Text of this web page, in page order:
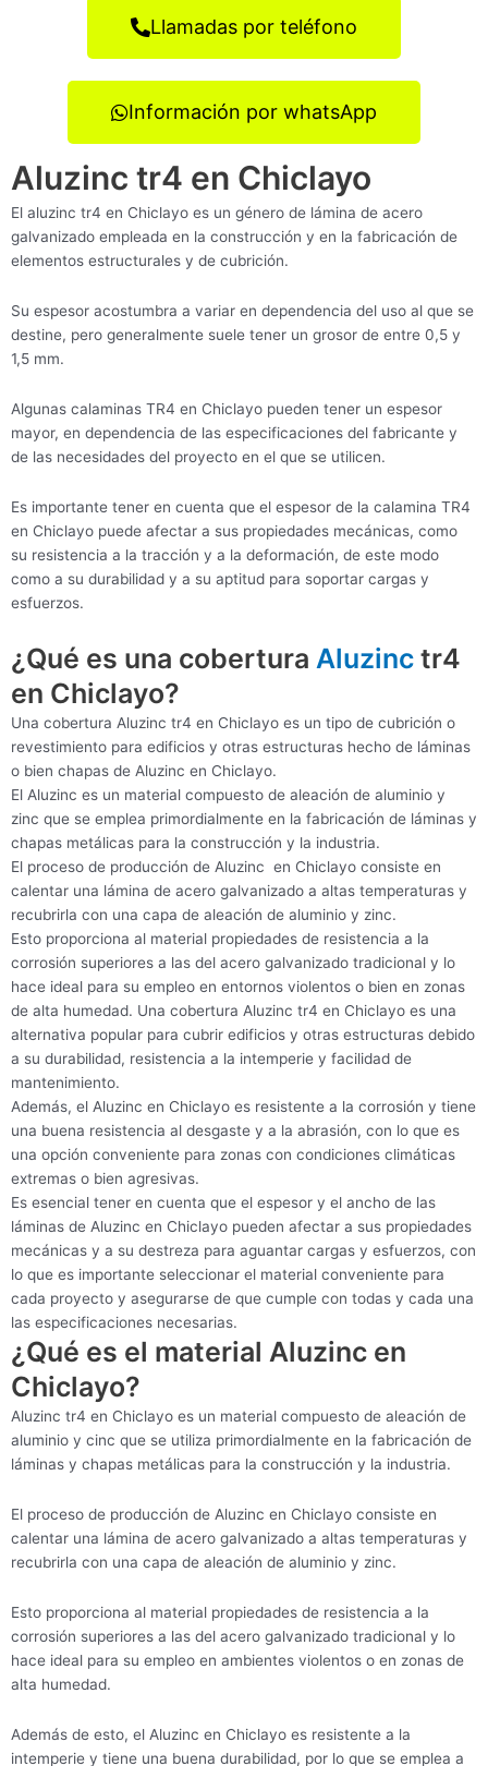
Llamadas por teléfono
Información por whatsApp
Aluzinc tr4 en Chiclayo
El aluzinc tr4 en Chiclayo es un género de lámina de acero
galvanizado empleada en la construcción y en la fabricación de
elementos estructurales y de cubrición.
Su espesor acostumbra a variar en dependencia del uso al que se
destine, pero generalmente suele tener un grosor de entre 0,5 y
1,5 mm.
Algunas calaminas TR4 en Chiclayo pueden tener un espesor
mayor, en dependencia de las especificaciones del fabricante y
de las necesidades del proyecto en el que se utilicen.
Es importante tener en cuenta que el espesor de la calamina TR4
en Chiclayo puede afectar a sus propiedades mecánicas, como
su resistencia a la tracción y a la deformación, de este modo
como a su durabilidad y a su aptitud para soportar cargas y
esfuerzos.
¿Qué es una cobertura Aluzinc tr4
en Chiclayo?
Una cobertura Aluzinc tr4 en Chiclayo es un tipo de cubrición o
revestimiento para edificios y otras estructuras hecho de láminas
o bien chapas de Aluzinc en Chiclayo.
El Aluzinc es un material compuesto de aleación de aluminio y
zinc que se emplea primordialmente en la fabricación de láminas y
chapas metálicas para la construcción y la industria.
El proceso de producción de Aluzinc en Chiclayo consiste en
calentar una lámina de acero galvanizado a altas temperaturas y
recubrirla con una capa de aleación de aluminio y zinc.
Esto proporciona al material propiedades de resistencia a la
corrosión superiores a las del acero galvanizado tradicional y lo
hace ideal para su empleo en entornos violentos o bien en zonas
de alta humedad. Una cobertura Aluzinc tr4 en Chiclayo es una
alternativa popular para cubrir edificios y otras estructuras debido
a su durabilidad, resistencia a la intemperie y facilidad de
mantenimiento.
Además, el Aluzinc en Chiclayo es resistente a la corrosión y tiene
una buena resistencia al desgaste y a la abrasión, con lo que es
una opción conveniente para zonas con condiciones climáticas
extremas o bien agresivas.
Es esencial tener en cuenta que el espesor y el ancho de las
láminas de Aluzinc en Chiclayo pueden afectar a sus propiedades
mecánicas y a su destreza para aguantar cargas y esfuerzos, con
lo que es importante seleccionar el material conveniente para
cada proyecto y asegurarse de que cumple con todas y cada una
las especificaciones necesarias.
¿Qué es el material Aluzinc en
Chiclayo?
Aluzinc tr4 en Chiclayo es un material compuesto de aleación de
aluminio y cinc que se utiliza primordialmente en la fabricación de
láminas y chapas metálicas para la construcción y la industria.
El proceso de producción de Aluzinc en Chiclayo consiste en
calentar una lámina de acero galvanizado a altas temperaturas y
recubrirla con una capa de aleación de aluminio y zinc.
Esto proporciona al material propiedades de resistencia a la
corrosión superiores a las del acero galvanizado tradicional y lo
hace ideal para su empleo en ambientes violentos o en zonas de
alta humedad.
Además de esto, el Aluzinc en Chiclayo es resistente a la
intemperie y tiene una buena durabilidad, por lo que se emplea a